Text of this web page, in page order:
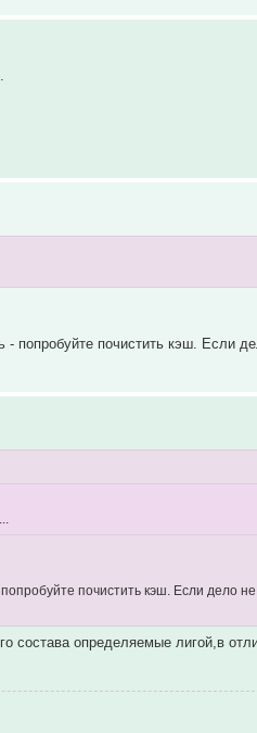
попробуйте почистить кэш. Если
почистить кэш. Если дело не
состава определяемые лигой,в